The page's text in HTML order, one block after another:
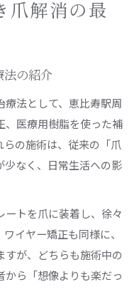
爪解消の最
法の紹介
法として、恵比寿駅周
、医療用樹脂を使った補
の施術は、従来の「爪
少なく、日常生活への影
トを爪に装着し、徐々
イヤー矯正も同様に、
すが、どちらも施術中の
ら「想像よりも楽だっ